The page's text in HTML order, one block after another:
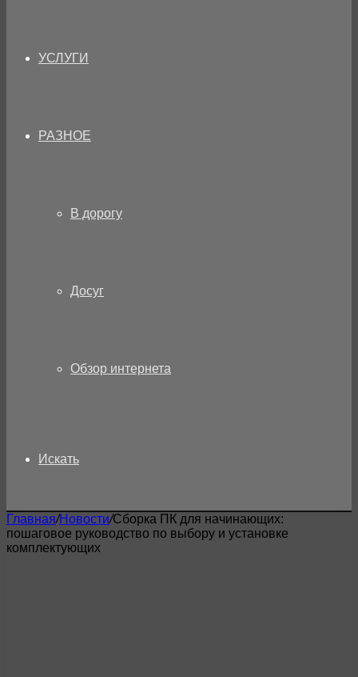
УСЛУГИ
РАЗНОЕ
В дорогу
Досуг
Обзор интернета
Искать
Главная/Новости/Сборка ПК для начинающих:
пошаговое руководство по выбору и установке
комплектующих